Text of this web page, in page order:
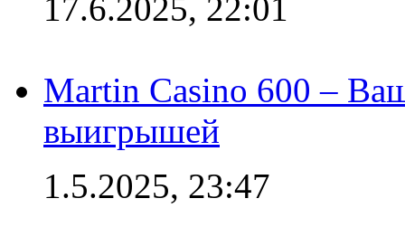
17.6.2025, 22:01
Martin Casino 600 –
выигрышей
1.5.2025, 23:47